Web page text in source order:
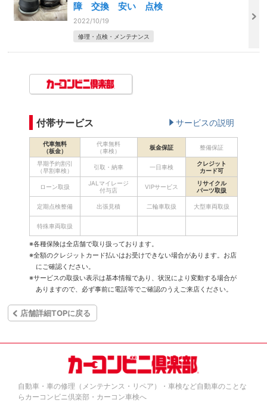
障 交換 安い 点検
2022/10/19
修理・点検・メンテナンス
付帯サービス サービスの説明
代車無料
（板金）
代車無料
（車検）
板金保証 整備保証
早期予約割引
（早割車検）
引取・納車 一日車検
クレジット
カード可
ローン取扱
JALマイレージ
付与店
VIPサービス
リサイクル
パーツ取扱
定期点検整備 出張見積 二輪車取扱 大型車両取扱
特殊車両取扱
※各種保険は全店舗で取り扱っております。
※全額のクレジットカード払いはお受けできない場合があります。お店
にご確認ください。
※サービスの取扱い表示は基本情報であり、状況により変動する場合が
ありますので、必ず事前に電話等でご確認のうえご来店ください。
店舗詳細TOPに戻る
自動車・車の修理（メンテナンス・リペア）・車検など自動車のことな
らカーコンビニ倶楽部・カーコン車検へ